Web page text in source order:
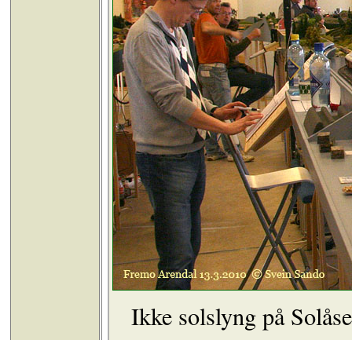
Ikke solslyng på